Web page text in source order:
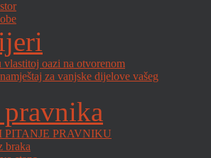
vlastitoj oazi na otvorenom
za vanjske dijelove vašeg
PITANJE PRAVNIKU
braka